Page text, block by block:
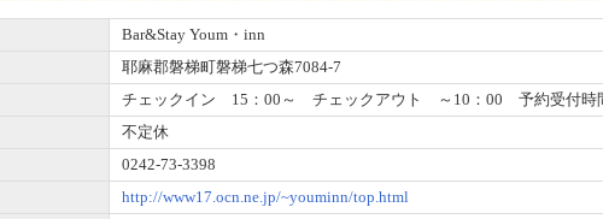
Bar&Stay Youm・inn
耶麻郡磐梯町磐梯七つ森7084-7
チェックイン 15：00～ チェックアウト ～10：00 予約受付時
不定休
0242‐73‐3398
http://www17.ocn.ne.jp/~youminn/top.html